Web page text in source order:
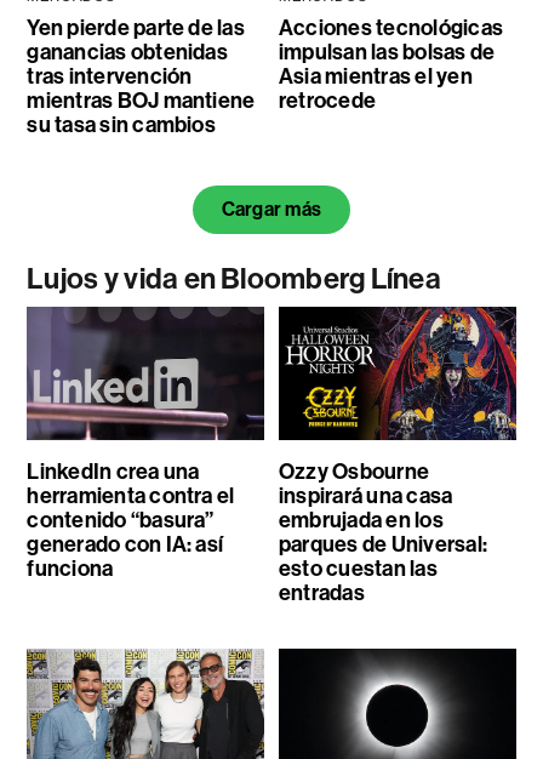
Yen pierde parte de las
ganancias obtenidas
tras intervención
mientras BOJ mantiene
su tasa sin cambios
Acciones tecnológicas
impulsan las bolsas de
Asia mientras el yen
retrocede
Cargar más
Lujos y vida en Bloomberg Línea
LinkedIn crea una
herramienta contra el
contenido “basura”
generado con IA: así
funciona
Ozzy Osbourne
inspirará una casa
embrujada en los
parques de Universal:
esto cuestan las
entradas